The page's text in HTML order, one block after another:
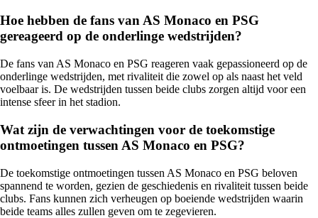
Hoe hebben de fans van AS Monaco en PSG
gereageerd op de onderlinge wedstrijden?
De fans van AS Monaco en PSG reageren vaak gepassioneerd op de
onderlinge wedstrijden, met rivaliteit die zowel op als naast het veld
voelbaar is. De wedstrijden tussen beide clubs zorgen altijd voor een
intense sfeer in het stadion.
Wat zijn de verwachtingen voor de toekomstige
ontmoetingen tussen AS Monaco en PSG?
De toekomstige ontmoetingen tussen AS Monaco en PSG beloven
spannend te worden, gezien de geschiedenis en rivaliteit tussen beide
clubs. Fans kunnen zich verheugen op boeiende wedstrijden waarin
beide teams alles zullen geven om te zegevieren.